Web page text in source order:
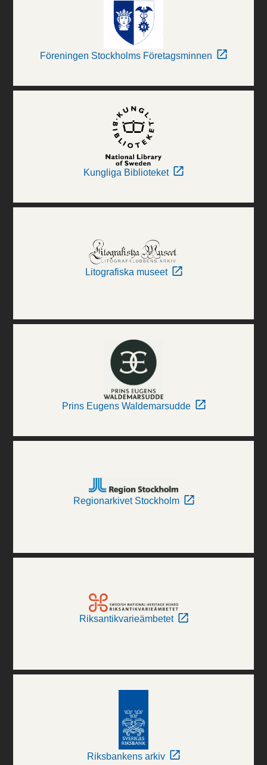
Föreningen Stockholms Företagsminnen
Kungliga Biblioteket
Litografiska museet
Prins Eugens Waldemarsudde
Regionarkivet Stockholm
Riksantikvarieämbetet
Riksbankens arkiv